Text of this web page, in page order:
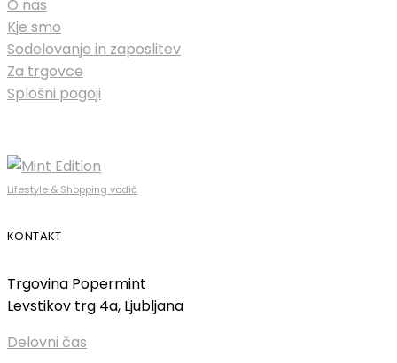
O nas
Kje smo
Sodelovanje in zaposlitev
Za trgovce
Splošni pogoji
Lifestyle & Shopping vodič
KONTAKT
Trgovina Popermint
Levstikov trg 4a, Ljubljana
Delovni čas